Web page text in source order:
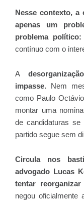
Nesse contexto, a
apenas um
problema político:
contínuo com o
A
impasse. Nem
como Paulo
montar uma
de candidaturas
partido segue sem
Circula nos
advogado Lucas
tentar
negou oficialmente